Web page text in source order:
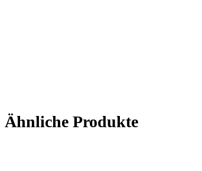
Ähnliche Produkte